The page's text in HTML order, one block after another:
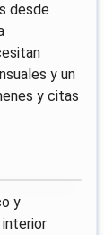
desde
y un
y citas
y